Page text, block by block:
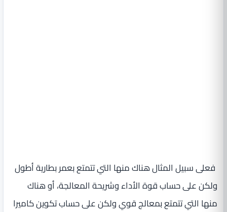
فعلى سبيل المثال هناك منها التي تتمتع بعمر بطارية أطول
ولكن على حساب قوة الأداء وشريحة المعالجة، أو هناك
منها التي تتمتع بمعالج قوي ولكن على حساب تكوين كاميرا